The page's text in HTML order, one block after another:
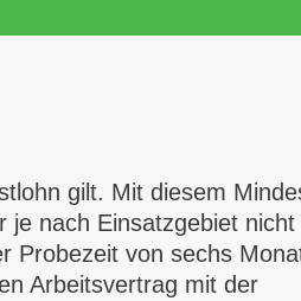
gilt. Mit diesem
nach Einsatzgebiet
Probezeit von sechs
Arbeitsvertrag mit der